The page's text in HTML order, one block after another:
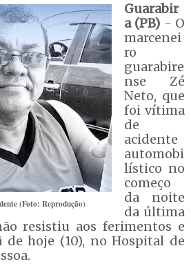
(Foto: Reprodução)
Guarabir
a (PB) - O
marcenei
ro
guarabire
nse Zé
Neto, que
foi vítima
de
acidente
automobi
lístico no
começo
da noite
da última
resistiu aos ferimentos e
de hoje (10), no Hospital de